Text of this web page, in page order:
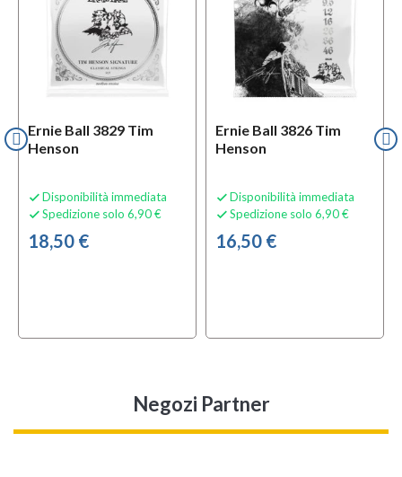
Ernie Ball 3829 Tim
Henson
 Disponibilità immediata
 Spedizione solo 6,90 €
18,50 €
Ernie Ball 3826 Tim
Henson
 Disponibilità immediata
 Spedizione solo 6,90 €
16,50 €
Negozi Partner